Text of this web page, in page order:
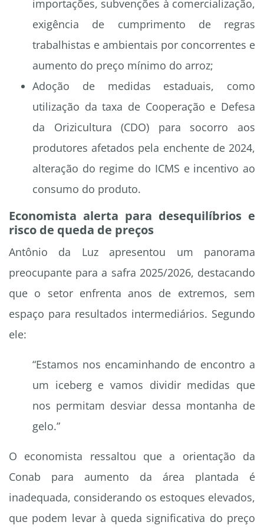
importações, subvenções à comercialização,
exigência de cumprimento de regras
trabalhistas e ambientais por concorrentes e
aumento do preço mínimo do arroz;
Adoção de medidas estaduais, como
utilização da taxa de Cooperação e Defesa
da Orizicultura (CDO) para socorro aos
produtores afetados pela enchente de 2024,
alteração do regime do ICMS e incentivo ao
consumo do produto.
Economista alerta para desequilíbrios e
risco de queda de preços
Antônio da Luz apresentou um panorama
preocupante para a safra 2025/2026, destacando
que o setor enfrenta anos de extremos, sem
espaço para resultados intermediários. Segundo
ele:
“Estamos nos encaminhando de encontro a
um iceberg e vamos dividir medidas que
nos permitam desviar dessa montanha de
gelo.”
O economista ressaltou que a orientação da
Conab para aumento da área plantada é
inadequada, considerando os estoques elevados,
que podem levar à queda significativa do preço